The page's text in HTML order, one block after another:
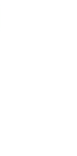
al consultorio según
el doctor.
se retrasaba un
olvidar todo por
siguiente por sus